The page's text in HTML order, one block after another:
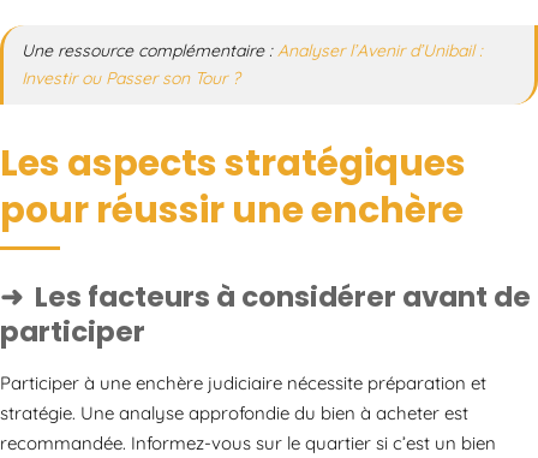
Une ressource complémentaire :Analyser l’Avenir d’Unibail :
Investir ou Passer son Tour ?
Les aspects stratégiques
pour réussir une enchère
Les facteurs à considérer avant de
participer
Participer à une enchère judiciaire nécessite préparation et
stratégie. Une analyse approfondie du bien à acheter est
recommandée. Informez-vous sur le quartier si c’est un bien